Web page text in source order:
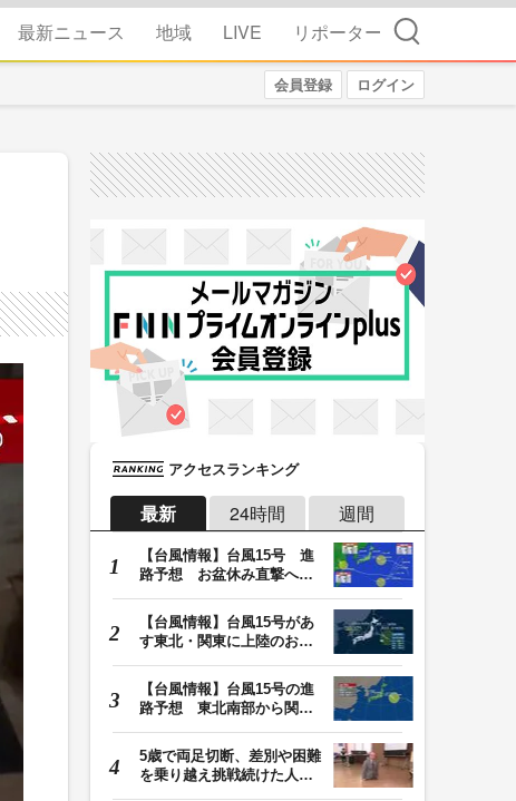
最新ニュース 地域 LIVE リポーター 検索
会員登録 ログイン
アクセスランキング
最新 24時間 週間
【台風情報】台風15号 進
路予想 お盆休み直撃へ
【台風情報】台風15号があ
す東北・関東に上陸のおそ
【台風情報】台風15号の進
路予想 東北南部から関東
5歳で両足切断、差別や困難
を乗り越え挑戦続けた人